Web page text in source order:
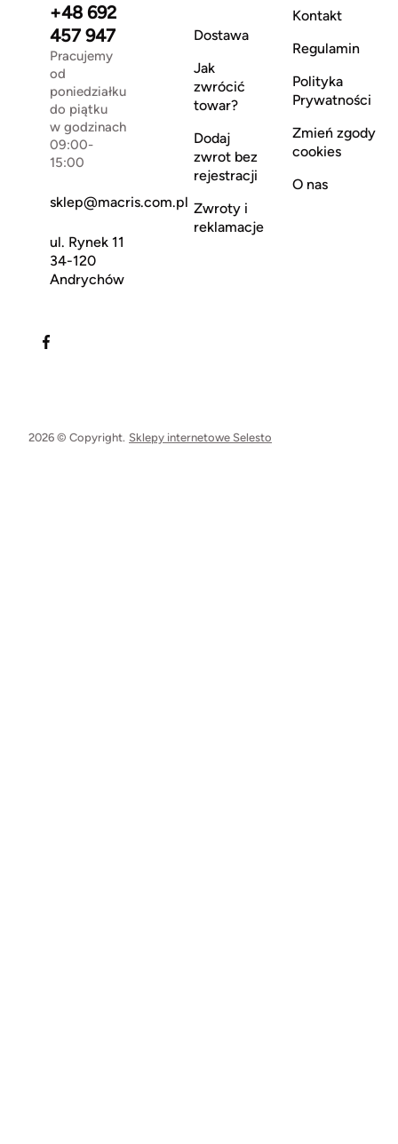
+48 692
457 947
Pracujemy
od
poniedziałku
do piątku
w godzinach
09:00-
15:00
sklep@macris.com.pl
ul. Rynek 11
34-120
Andrychów
Dostawa
Jak
zwrócić
towar?
Dodaj
zwrot bez
rejestracji
Zwroty i
reklamacje
Kontakt
Regulamin
Polityka
Prywatności
Zmień zgody
cookies
O nas
2026 © Copyright. Sklepy internetowe Selesto